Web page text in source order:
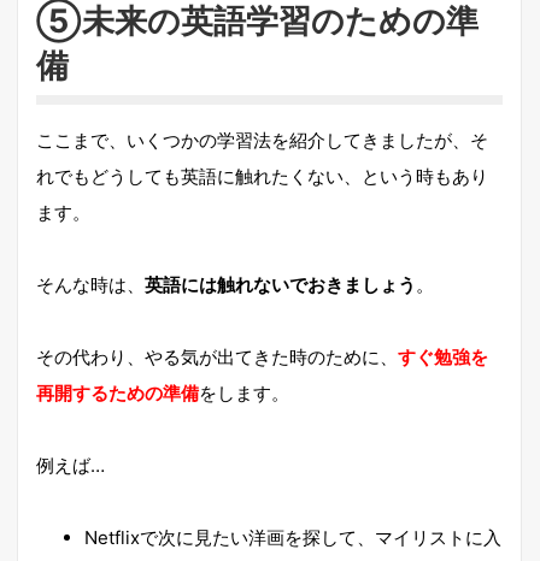
⑤未来の英語学習のための準
備
ここまで、いくつかの学習法を紹介してきましたが、そ
れでもどうしても英語に触れたくない、という時もあり
ます。
そんな時は、 英語には触れないでおきましょう 。
その代わり、やる気が出てきた時のために、 すぐ勉強を
再開するための準備をします。
例えば…
Netflixで次に見たい洋画を探して、マイリストに入